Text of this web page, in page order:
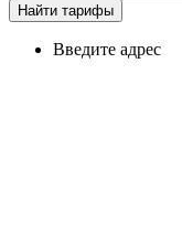
Найти тарифы
Введите адрес